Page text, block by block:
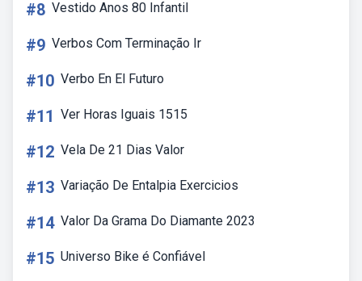
#8 Vestido Anos 80 Infantil
#9 Verbos Com Terminação Ir
#10 Verbo En El Futuro
#11 Ver Horas Iguais 1515
#12 Vela De 21 Dias Valor
#13 Variação De Entalpia Exercicios
#14 Valor Da Grama Do Diamante 2023
#15 Universo Bike é Confiável